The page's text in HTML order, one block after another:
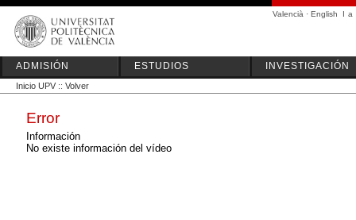
Valencià · English I a
ADMISIÓN ESTUDIOS INVESTIGACIÓN
Inicio UPV :: Volver
Error
Información
No existe información del vídeo